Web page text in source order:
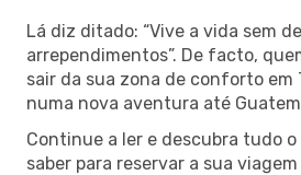
Lá diz ditado: “Vive a vida sem
arrependimentos”. De facto,
sair da sua zona de conforto em
numa nova aventura até
Continue a ler e descubra tudo
saber para reservar a sua